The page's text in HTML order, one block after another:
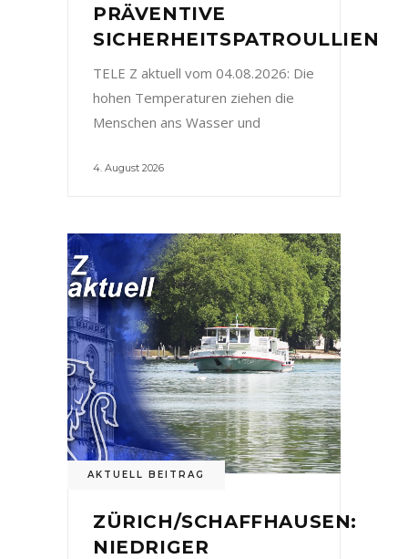
PRÄVENTIVE
SICHERHEITSPATROULLIEN
TELE Z aktuell vom 04.08.2026: Die
hohen Temperaturen ziehen die
Menschen ans Wasser und
4. August 2026
AKTUELL BEITRAG
ZÜRICH/SCHAFFHAUSEN:
NIEDRIGER